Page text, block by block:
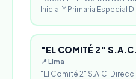
Inicial Y Primaria Especial
"EL COMITÉ 2" S.A.C.
📍 Lima
"El Comité 2" S.A.C.